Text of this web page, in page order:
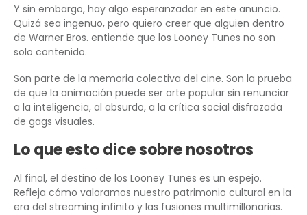
Y sin embargo, hay algo esperanzador en este anuncio.
Quizá sea ingenuo, pero quiero creer que alguien dentro
de Warner Bros. entiende que los Looney Tunes no son
solo contenido.
Son parte de la memoria colectiva del cine. Son la prueba
de que la animación puede ser arte popular sin renunciar
a la inteligencia, al absurdo, a la crítica social disfrazada
de gags visuales.
Lo que esto dice sobre nosotros
Al final, el destino de los Looney Tunes es un espejo.
Refleja cómo valoramos nuestro patrimonio cultural en la
era del streaming infinito y las fusiones multimillonarias.